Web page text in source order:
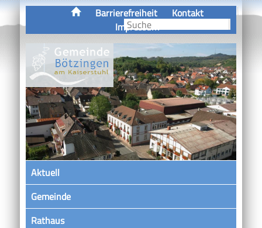
Barrierefreiheit
Kontakt
Impressum
Aktuell
Gemeinde
Rathaus